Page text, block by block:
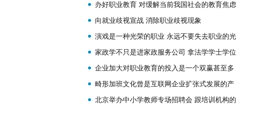
运而生
办好职业教育 对缓解当前我国社会的教育焦虑
更重要
向就业歧视宣战 消除职业歧视现象
演戏是一种光荣的职业 永远不要失去职业的光
荣感
家政学不只是进家政服务公司 拿法学学士学位
毕业后多从事家政管理
企业加大对职业教育的投入是一个双赢甚至多
赢的选择
畸形加班文化曾是互联网企业扩张式发展的产
物
北京举办中小学教师专场招聘会 跟培训机构的